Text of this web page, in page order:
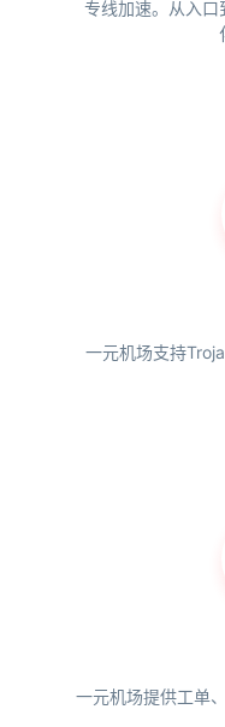
专线加速。从入
一元机场支持
一元机场提供工单